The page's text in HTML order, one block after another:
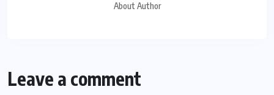
About Author
Leave a comment